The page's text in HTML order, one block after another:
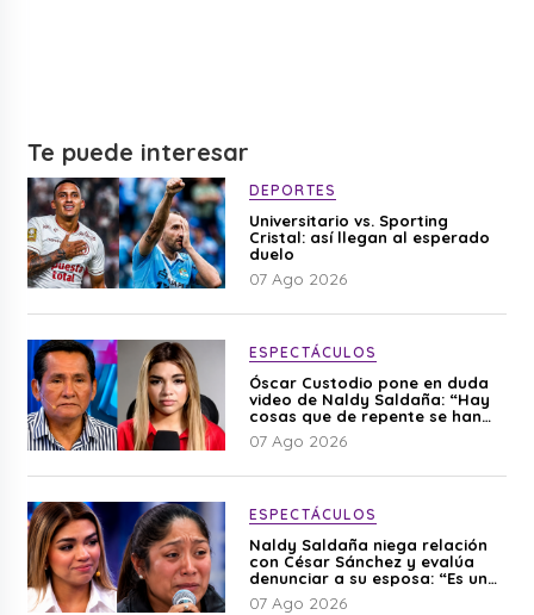
Te puede interesar
DEPORTES
Universitario vs. Sporting
Cristal: así llegan al esperado
duelo
07 Ago 2026
ESPECTÁCULOS
Óscar Custodio pone en duda
video de Naldy Saldaña: “Hay
cosas que de repente se han
editado”
07 Ago 2026
ESPECTÁCULOS
Naldy Saldaña niega relación
con César Sánchez y evalúa
denunciar a su esposa: “Es una
difamación”
07 Ago 2026